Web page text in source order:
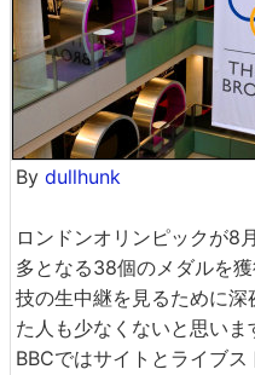
By dullhunk
ロンドンオリンピックが8
多となる38個のメダルを
技の生中継を見るために
た人も少なくないと思い
BBCではサイトとライブ